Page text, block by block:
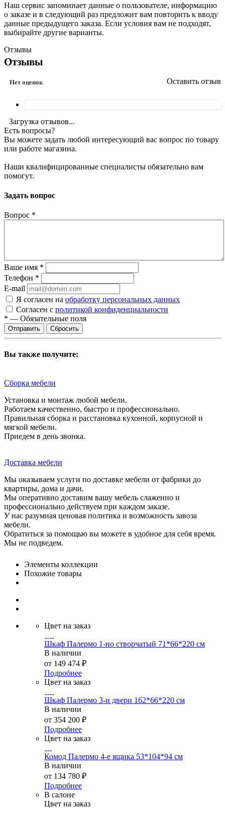
Наш сервис запоминает данные о пользователе, информацию
о заказе и в следующий раз предложит вам повторить к вводу
данные предыдущего заказа. Если условия вам не подходят,
выбирайте другие варианты.
Отзывы
Отзывы
Нет оценок Оставить отзыв
Загрузка отзывов...
Есть вопросы?
Вы можете задать любой интересующий вас вопрос по товару
или работе магазина.
Наши квалифицированные специалисты обязательно вам
помогут.
Задать вопрос
Вопрос *
Ваше имя *
Телефон *
E-mail
Я согласен на обработку персональных данных
Согласен с политикой конфиденциальности
* — Обязательные поля
Сбросить
Вы также получите:
Сборка мебели
Установка и монтаж любой мебели.
Работаем качественно, быстро и профессионально.
Правильная сборка и расстановка кухонной, корпусной и
мягкой мебели.
Приедем в день звонка.
Доставка мебели
Мы оказываем услуги по доставке мебели от фабрики до
квартиры, дома и дачи.
Мы оперативно доставим вашу мебель слаженно и
профессионально действуем при каждом заказе.
У нас разумная ценовая политика и возможность завоза
мебели.
Обратиться за помощью вы можете в удобное для себя время.
Мы не подведем.
Элементы коллекции
Похожие товары
Цвет на заказ
Шкаф Палермо 1-но створчатый 71*66*220 см
В наличии
от 149 474 ₽
Подробнее
Цвет на заказ
Шкаф Палермо 3-и двери 162*66*220 см
В наличии
от 354 200 ₽
Подробнее
Цвет на заказ
Комод Палермо 4-е ящика 53*104*94 см
В наличии
от 134 780 ₽
Подробнее
В салоне
Цвет на заказ